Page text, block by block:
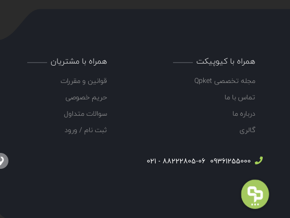
تله تک
کنتک
سی تک
ای اس تی
کلکسون
ویمپکس
همراه با کیوپیکت
مجله تخصصی Qpket
تماس با ما
درباره ما
گالری
همراه با مشتریان
قوانین و مقررات
حریم خصوصی
سوالات متداول
ثبت نام / ورود
09361255000
88222805-06 - 021